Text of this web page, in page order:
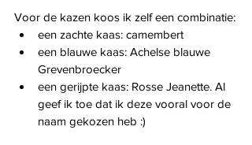
Voor de kazen koos ik zelf een combinatie:
een zachte kaas: camembert
een blauwe kaas: Achelse blauwe
Grevenbroecker
een gerijpte kaas: Rosse Jeanette. Al
geef ik toe dat ik deze vooral voor de
naam gekozen heb :)